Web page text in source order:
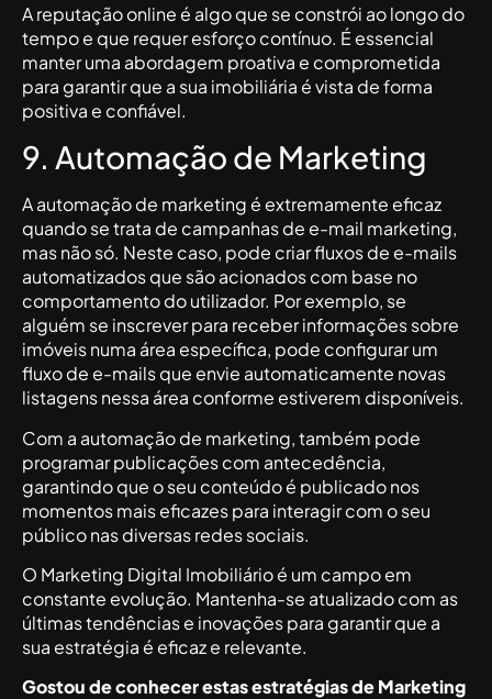
A reputação online é algo que se constrói ao longo do
tempo e que requer esforço contínuo. É essencial
manter uma abordagem proativa e comprometida
para garantir que a sua imobiliária é vista de forma
positiva e confiável.
9. Automação de Marketing
A automação de marketing é extremamente eficaz
quando se trata de campanhas de e-mail marketing,
mas não só. Neste caso, pode criar fluxos de e-mails
automatizados que são acionados com base no
comportamento do utilizador. Por exemplo, se
alguém se inscrever para receber informações sobre
imóveis numa área específica, pode configurar um
fluxo de e-mails que envie automaticamente novas
listagens nessa área conforme estiverem disponíveis.
Com a automação de marketing, também pode
programar publicações com antecedência,
garantindo que o seu conteúdo é publicado nos
momentos mais eficazes para interagir com o seu
público nas diversas redes sociais.
O Marketing Digital Imobiliário é um campo em
constante evolução. Mantenha-se atualizado com as
últimas tendências e inovações para garantir que a
sua estratégia é eficaz e relevante.
Gostou de conhecer estas estratégias de Marketing